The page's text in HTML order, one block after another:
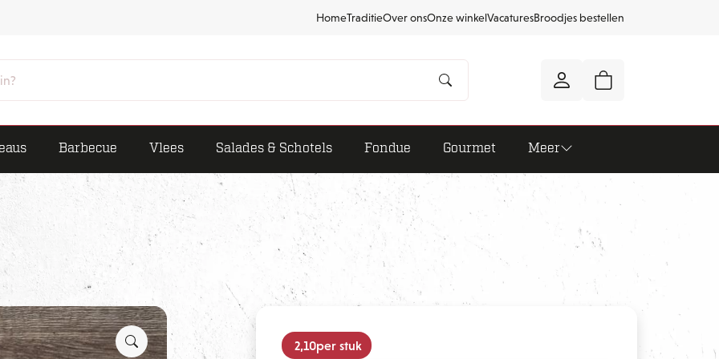
HomeTraditieOver onsOnze winkelVacaturesBroodjes bestellen
Barbecue Vlees Salades & Schotels Fondue Gourmet Meer
2,10per stuk